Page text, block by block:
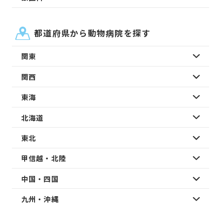
都道府県から動物病院を探す
関東
関西
東海
北海道
東北
甲信越・北陸
中国・四国
九州・沖縄